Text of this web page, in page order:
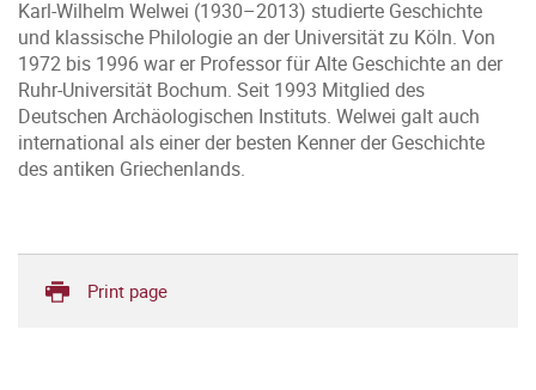
Karl-Wilhelm Welwei (1930–2013) studierte Geschichte
und klassische Philologie an der Universität zu Köln. Von
1972 bis 1996 war er Professor für Alte Geschichte an der
Ruhr-Universität Bochum. Seit 1993 Mitglied des
Deutschen Archäologischen Instituts. Welwei galt auch
international als einer der besten Kenner der Geschichte
des antiken Griechenlands.
Print page